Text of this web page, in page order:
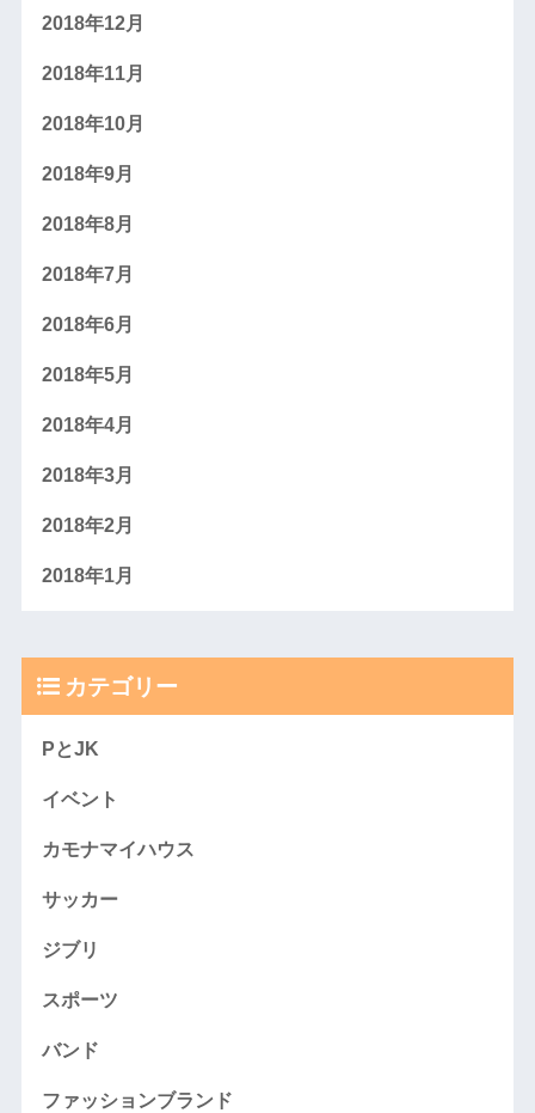
2018年12月
2018年11月
2018年10月
2018年9月
2018年8月
2018年7月
2018年6月
2018年5月
2018年4月
2018年3月
2018年2月
2018年1月
カテゴリー
PとJK
イベント
カモナマイハウス
サッカー
ジブリ
スポーツ
バンド
ファッションブランド